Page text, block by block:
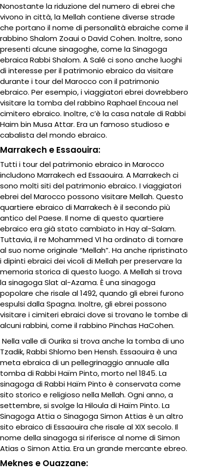
Nonostante la riduzione del numero di ebrei che
vivono in città, la Mellah contiene diverse strade
che portano il nome di personalità ebraiche come il
rabbino Shalom Zoaui o David Cohen. Inoltre, sono
presenti alcune sinagoghe, come la Sinagoga
ebraica Rabbi Shalom. A Salé ci sono anche luoghi
di interesse per il patrimonio ebraico da visitare
durante i tour del Marocco con il patrimonio
ebraico. Per esempio, i viaggiatori ebrei dovrebbero
visitare la tomba del rabbino Raphael Encoua nel
cimitero ebraico. Inoltre, c’è la casa natale di Rabbi
Haim bin Musa Attar. Era un famoso studioso e
cabalista del mondo ebraico.
Marrakech e Essaouira:
Tutti i tour del patrimonio ebraico in Marocco
includono Marrakech ed Essaouira. A Marrakech ci
sono molti siti del patrimonio ebraico. I viaggiatori
ebrei del Marocco possono visitare Mellah. Questo
quartiere ebraico di Marrakech è il secondo più
antico del Paese. Il nome di questo quartiere
ebraico era già stato cambiato in Hay al-Salam.
Tuttavia, il re Mohammed VI ha ordinato di tornare
al suo nome originale “Mellah”. Ha anche ripristinato
i dipinti ebraici dei vicoli di Mellah per preservare la
memoria storica di questo luogo. A Mellah si trova
la sinagoga Slat al-Azama. È una sinagoga
popolare che risale al 1492, quando gli ebrei furono
espulsi dalla Spagna. Inoltre, gli ebrei possono
visitare i cimiteri ebraici dove si trovano le tombe di
alcuni rabbini, come il rabbino Pinchas HaCohen.
Nella valle di Ourika si trova anche la tomba di uno
Tzadik, Rabbi Shlomo ben Hensh. Essaouira è una
meta ebraica di un pellegrinaggio annuale alla
tomba di Rabbi Haïm Pinto, morto nel 1845. La
sinagoga di Rabbi Haïm Pinto è conservata come
sito storico e religioso nella Mellah. Ogni anno, a
settembre, si svolge la Hiloula di Haïm Pinto. La
Sinagoga Attia o Sinagoga Simon Attias è un altro
sito ebraico di Essaouira che risale al XIX secolo. Il
nome della sinagoga si riferisce al nome di Simon
Atias o Simon Attia. Era un grande mercante ebreo.
Meknes e Ouazzane: